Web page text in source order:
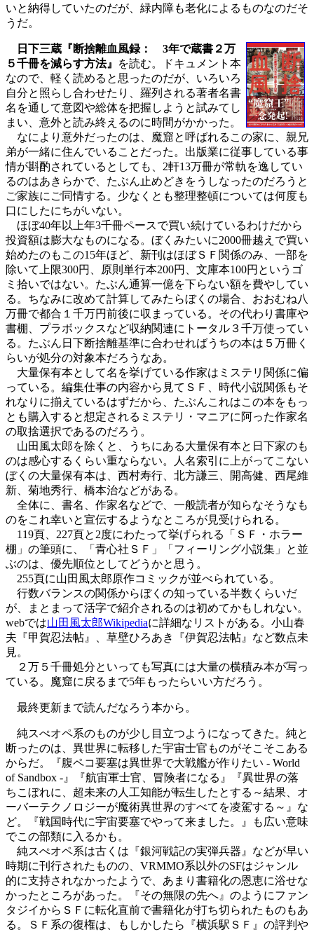
いと納得していたのだが、緑内障も老化によるものなのだそ
うだ。
日下三蔵『断捨離血風録： 3年で蔵書２万
５千冊を減らす方法』
を読む。ドキュメント本
なので、軽く読めると思ったのだが、いろいろ
自分と照らし合わせたり、羅列される著者名書
名を通して意図や総体を把握しようと試みてし
まい、意外と読み終えるのに時間がかかった。
なにより意外だったのは、魔窟と呼ばれるこの家に、親兄
弟が一緒に住んでいることだった。出版業に従事している事
情が斟酌されているとしても、2軒13万冊が常軌を逸してい
るのはあきらかで、たぶん止めどきをうしなったのだろうと
ご家族にご同情する。少なくとも整理整頓については何度も
口にしたにちがいない。
ほぼ40年以上年3千冊ペースで買い続けているわけだから
投資額は膨大なものになる。ぼくみたいに2000冊越えで買い
始めたのもこの15年ほど、新刊はほぼＳＦ関係のみ、一部を
除いて上限300円、原則単行本200円、文庫本100円というゴ
ミ拾いではない。たぶん通算一億を下らない額を費やしてい
る。ちなみに改めて計算してみたらぼくの場合、おおむね八
万冊で都合１千万円前後に収まっている。その代わり書庫や
書棚、プラボックスなど収納関連にトータル３千万使ってい
る。たぶん日下断捨離基準に合わせればうちの本は５万冊く
らいが処分の対象本だろうなあ。
大量保有本として名を挙げている作家はミステリ関係に偏
っている。編集仕事の内容から見てＳＦ、時代小説関係もそ
れなりに揃えているはずだから、たぶんこれはこの本をもっ
とも購入すると想定されるミステリ・マニアに阿った作家名
の取捨選択であるのだろう。
山田風太郎を除くと、うちにある大量保有本と日下家のも
のは感心するくらい重ならない。人名索引に上がってこない
ぼくの大量保有本は、西村寿行、北方謙三、開高健、西尾維
新、菊地秀行、橋本治などがある。
全体に、書名、作家名などで、一般読者が知らなそうなも
のをこれ幸いと宣伝するようなところが見受けられる。
119頁、227頁と2度にわたって挙げられる「ＳＦ・ホラー
棚」の筆頭に、「青心社ＳＦ」「フィーリング小説集」と並
ぶのは、優先順位としてどうかと思う。
255頁に山田風太郎原作コミックが並べられている。
行数バランスの関係からぼくの知っている半数くらいだ
が、まとまって活字で紹介されるのは初めてかもしれない。
webでは山田風太郎Wikipediaに詳細なリストがある。小山春
夫『甲賀忍法帖』、草壁ひろあき『伊賀忍法帖』など数点未
見。
２万５千冊処分といっても写真には大量の横積み本が写っ
ている。魔窟に戻るまで5年もったらいい方だろう。
最終更新まで読んだなろう本から。
純スぺオペ系のものが少し目立つようになってきた。純と
断ったのは、異世界に転移した宇宙士官ものがそこそこある
からだ。『腹ペコ要塞は異世界で大戦艦が作りたい - World
of Sandbox -』『航宙軍士官、冒険者になる』『異世界の落
ちこぼれに、超未来の人工知能が転生したとする～結果、オ
ーバーテクノロジーが魔術異世界のすべてを凌駕する～』な
ど。『戦国時代に宇宙要塞でやって来ました。』も広い意味
でこの部類に入るかも。
純スぺオペ系は古くは『銀河戦記の実弾兵器』などが早い
時期に刊行されたものの、VRMMO系以外のSFはジャンル
的に支持されなかったようで、あまり書籍化の恩恵に浴せな
かったところがあった。『その無限の先へ』のようにファン
タジイからＳＦに転化直前で書籍化が打ち切られたものもあ
る。ＳＦ系の復権は、もしかしたら『横浜駅ＳＦ』の評判や